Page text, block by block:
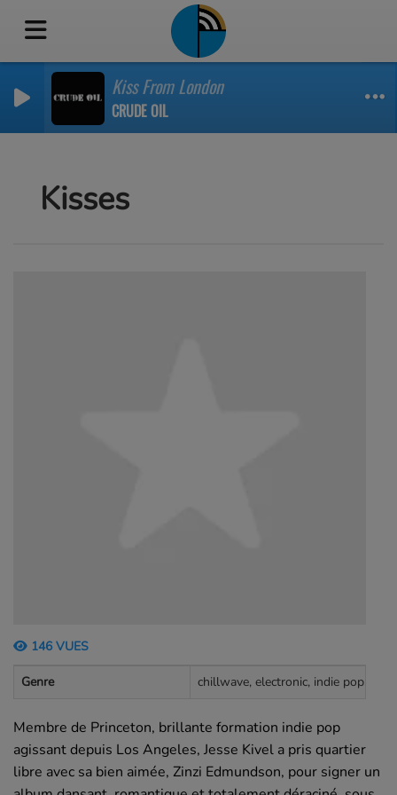
Kiss From London
CRUDE OIL
Kisses
146 VUES
Genre chillwave, electronic, indie pop,
Membre de Princeton, brillante formation indie pop
agissant depuis Los Angeles, Jesse Kivel a pris quartier
libre avec sa bien aimée, Zinzi Edmundson, pour signer un